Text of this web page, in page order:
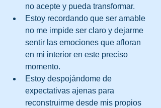
no acepte y pueda transformar.
Estoy recordando que ser amable
no me impide ser claro y dejarme
sentir las emociones que afloran
en mi interior en este preciso
momento.
Estoy despojándome de
expectativas ajenas para
reconstruirme desde mis propios